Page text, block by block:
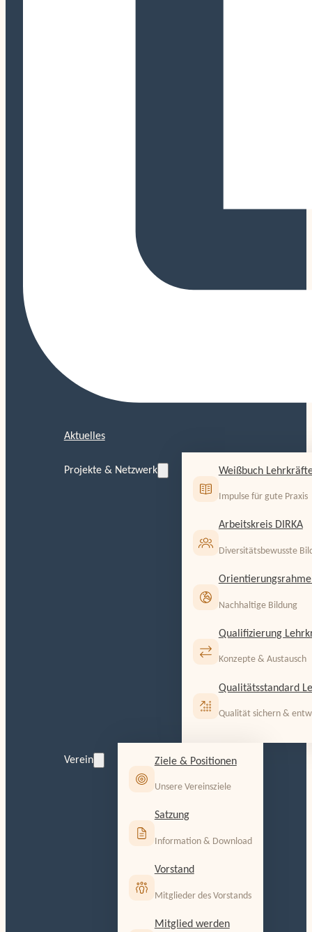
Aktuelles
Projekte & Netzwerk Weißbuch
Impulse für gute Praxis
Arbeitskreis DIRKA
Diversitätsbewusste
Nachhaltige Bildung
Qualifizierung
Konzepte & Austausch
Qualitätsstandard
Qualität sichern &
Verein Ziele & Positionen
Unsere Vereinsziele
Satzung
Information & Download
Vorstand
Mitglieder des Vorstands
Mitglied werden